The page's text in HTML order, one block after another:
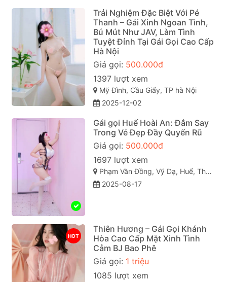
Trải Nghiệm Đặc Biệt Với Pé
Thanh – Gái Xinh Ngoan Tình,
Bú Mút Như JAV, Làm Tình
Tuyệt Đỉnh Tại Gái Gọi Cao Cấp
Hà Nội
Giá gọi: 500.000đ
1397 lượt xem
Mỹ Đình, Cầu Giấy, TP hà Nội
2025-12-02
Gái gọi Huế Hoài An: Đắm Say
Trong Vẻ Đẹp Đầy Quyến Rũ
Giá gọi: 500.000đ
1697 lượt xem
Phạm Văn Đồng, Vỹ Dạ, Huế, Thừa Thiên Huế
2025-08-17
HOT
Thiên Hương – Gái Gọi Khánh
Hòa Cao Cấp Mặt Xinh Tình
Cảm BJ Bao Phê
Giá gọi: 1 triệu
1085 lượt xem